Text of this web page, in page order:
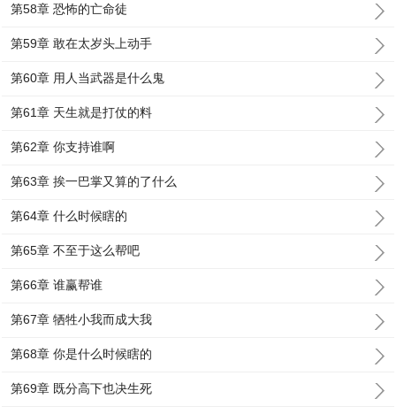
第58章 恐怖的亡命徒
第59章 敢在太岁头上动手
第60章 用人当武器是什么鬼
第61章 天生就是打仗的料
第62章 你支持谁啊
第63章 挨一巴掌又算的了什么
第64章 什么时候瞎的
第65章 不至于这么帮吧
第66章 谁赢帮谁
第67章 牺牲小我而成大我
第68章 你是什么时候瞎的
第69章 既分高下也决生死